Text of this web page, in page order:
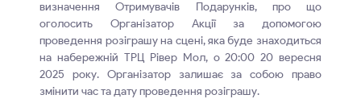
визначення Отримувачів Подарунків, про що
оголосить Організатор Акції за допомогою
проведення розіграшу на сцені, яка буде знаходиться
на набережній ТРЦ Рівер Мол, о 20:00 20 вересня
2025 року. Організатор залишає за собою право
змінити час та дату проведення розіграшу.